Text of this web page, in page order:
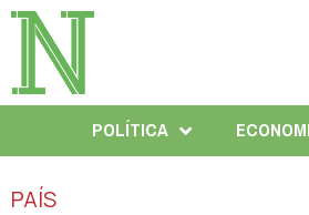
POLÍTICA
PAÍS